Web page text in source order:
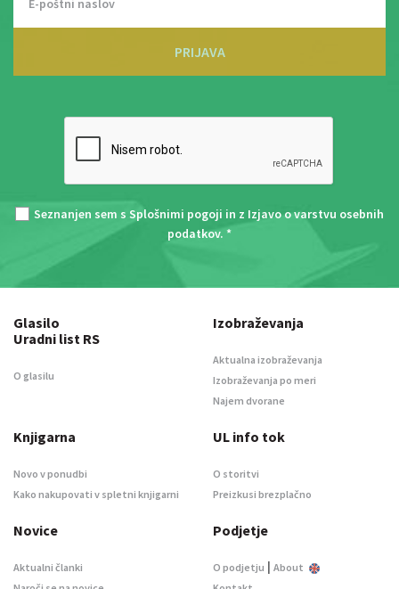
PRIJAVA
Seznanjen sem s Splošnimi pogoji in z Izjavo o varstvu osebnih
podatkov. *
Glasilo
Uradni list RS
O glasilu
Izobraževanja
Aktualna izobraževanja
Izobraževanja po meri
Najem dvorane
Knjigarna
Novo v ponudbi
Kako nakupovati v spletni knjigarni
UL info tok
O storitvi
Preizkusi brezplačno
Novice
Aktualni članki
Podjetje
O podjetju | About